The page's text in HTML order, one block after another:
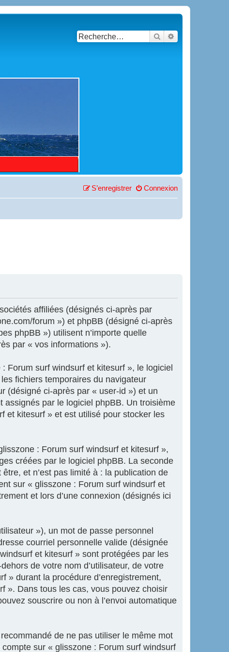
Rechercher
Connexion
S’enregistrer
affiliées (désignés ci-après par
forum ») et phpBB (désigné ci-après
phpBB ») utilisent n’importe quelle
par « vos informations »).
Forum surf windsurf et kitesurf », le logiciel
fichiers temporaires du navigateur
(désigné ci-après par « user-id ») et un
par le logiciel phpBB. Un troisième
et kitesurf » et est utilisé pour stocker les
: Forum surf windsurf et kitesurf »,
créées par le logiciel phpBB. La seconde
et n’est pas limité à : la publication de
sur « glisszone : Forum surf windsurf et
et lors d’une connexion (désignés ici
»), un mot de passe personnel
courriel personnelle valide (désignée
et kitesurf » sont protégées par les
de votre nom d’utilisateur, de votre
» durant la procédure d’enregistrement,
». Dans tous les cas, vous pouvez choisir
souscrire ou non à l’envoi automatique
de ne pas utiliser le même mot
sur « glisszone : Forum surf windsurf